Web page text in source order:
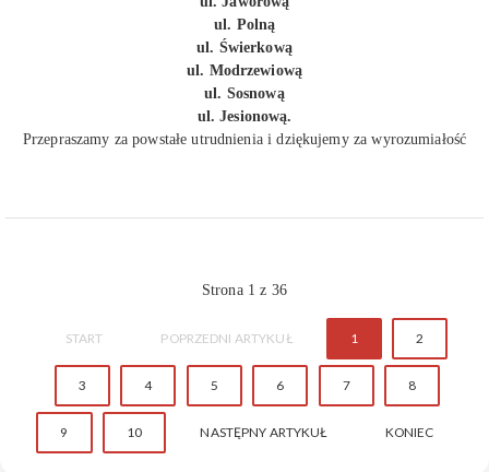
ul. Polną
ul. Świerkową
ul. Modrzewiową
ul. Sosnową
ul. Jesionową.
Przepraszamy za powstałe utrudnienia i dziękujemy za wyrozumiałość
Strona 1 z 36
START POPRZEDNI ARTYKUŁ 1 2
3 4 5 6 7 8
9 10 NASTĘPNY ARTYKUŁ KONIEC